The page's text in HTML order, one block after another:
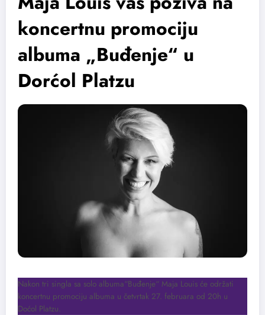
koncertnu promociju
albuma „Buđenje“ u
Dorćol Platzu
Nakon tri singla sa solo albuma“Buđenje“ Maja Louis će održati
koncertnu promociju albuma u četvrtak 27. februara od 20h u
Doćol Platzu.